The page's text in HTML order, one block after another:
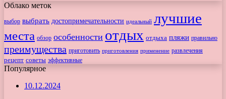
Облако меток
выбор выбрать достопримечательности идеальный лучшие
места обзор особенности отдых отдыха пляжи правильно
преимущества приготовить приготовления применение развлечения
рецепт советы эффективные
Популярное
10.12.2024